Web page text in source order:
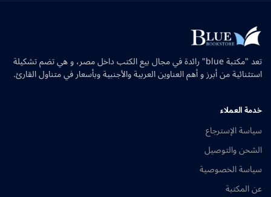
تعد "مكتبة blue" رائدة في مجال بيع الكتب داخل مصر، و هي تضم تشكيلة
استثنائية من أبرز و أهم العناوين العربية والأجنبية وبأسعار في متناول القارئ.
خدمة العملاء
سياسة الإسترجاع
الشحن والتوصيل
سياسة الخصوصية
عن المكتبة